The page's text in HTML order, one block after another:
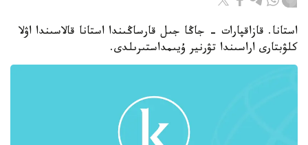
استانا. قازاقپارات - جاڭا جىل قارساڭىندا استانا قالاسىندا اۋلا
كلۋبتارى اراسىندا تۋرنير ۇيىمداستىرىلدى.